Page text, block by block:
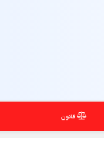
قانون